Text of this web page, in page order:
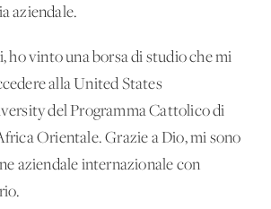
aziendale.
vinto una borsa di studio che mi
alla United States
del Programma Cattolico di
Orientale. Grazie a Dio, mi sono
aziendale internazionale con